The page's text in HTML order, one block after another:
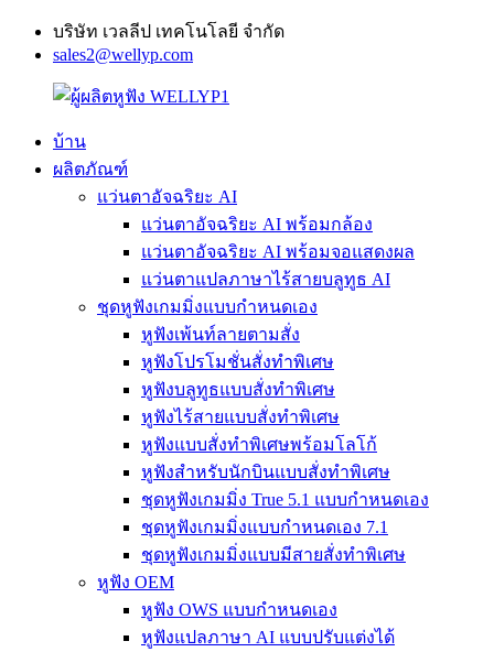
บริษัท เวลลีป เทคโนโลยี จำกัด
sales2@wellyp.com
บ้าน
ผลิตภัณฑ์
แว่นตาอัจฉริยะ AI
แว่นตาอัจฉริยะ AI พร้อมกล้อง
แว่นตาอัจฉริยะ AI พร้อมจอแสดงผล
แว่นตาแปลภาษาไร้สายบลูทูธ AI
ชุดหูฟังเกมมิ่งแบบกำหนดเอง
หูฟังเพ้นท์ลายตามสั่ง
หูฟังโปรโมชั่นสั่งทำพิเศษ
หูฟังบลูทูธแบบสั่งทำพิเศษ
หูฟังไร้สายแบบสั่งทำพิเศษ
หูฟังแบบสั่งทำพิเศษพร้อมโลโก้
หูฟังสำหรับนักบินแบบสั่งทำพิเศษ
ชุดหูฟังเกมมิ่ง True 5.1 แบบกำหนดเอง
ชุดหูฟังเกมมิ่งแบบกำหนดเอง 7.1
ชุดหูฟังเกมมิ่งแบบมีสายสั่งทำพิเศษ
หูฟัง OEM
หูฟัง OWS แบบกำหนดเอง
หูฟังแปลภาษา AI แบบปรับแต่งได้